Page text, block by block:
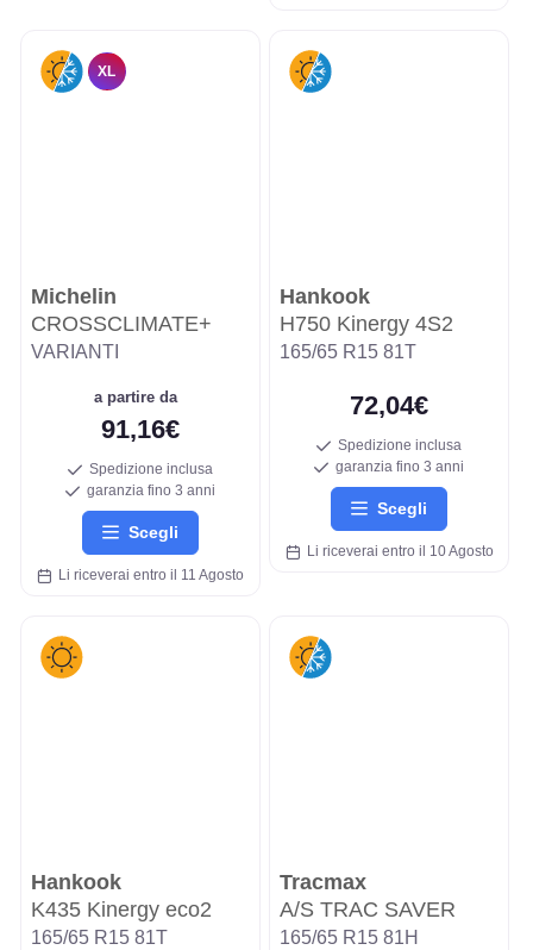
XL
Michelin
CROSSCLIMATE+
VARIANTI
a partire da
91,16€
Spedizione inclusa
garanzia fino 3 anni
Scegli
Li riceverai entro il 11 Agosto
Hankook
H750 Kinergy 4S2
165/65 R15 81T
72,04€
Spedizione inclusa
garanzia fino 3 anni
Scegli
Li riceverai entro il 10 Agosto
Hankook
K435 Kinergy eco2
165/65 R15 81T
Tracmax
A/S TRAC SAVER
165/65 R15 81H